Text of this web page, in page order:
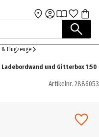
Hauptinhalt
& Flugzeuge
Ladebordwand und Gitterbox 1:50
Artikelnr. 2886053